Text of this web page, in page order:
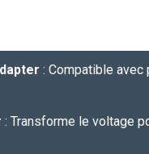
: Compatible
: Transforme le voltage